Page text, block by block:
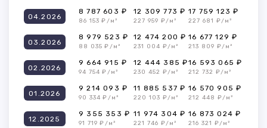
04.2026
8 787 603 ₽
86 153 ₽/м²
12 309 773 ₽
227 959 ₽/м²
17 759 123 ₽
227 681 ₽/м²
03.2026
8 979 523 ₽
88 035 ₽/м²
12 474 200 ₽
231 004 ₽/м²
16 677 129 ₽
213 809 ₽/м²
02.2026
9 664 915 ₽
94 754 ₽/м²
12 444 385 ₽
230 452 ₽/м²
16 593 065 ₽
212 732 ₽/м²
01.2026
9 214 093 ₽
90 334 ₽/м²
11 885 537 ₽
220 103 ₽/м²
16 570 905 ₽
212 448 ₽/м²
12.2025
9 355 353 ₽
91 719 ₽/м²
11 974 304 ₽
221 746 ₽/м²
16 873 024 ₽
216 321 ₽/м²